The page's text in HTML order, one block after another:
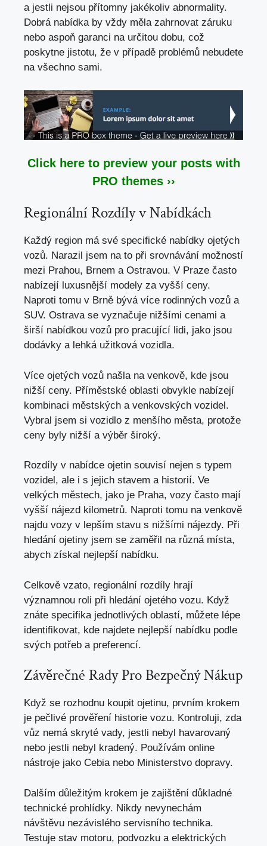
a jestli nejsou přítomny jakékoliv abnormality.
Dobrá nabídka by vždy měla zahrnovat záruku
nebo aspoň garanci na určitou dobu, což
poskytne jistotu, že v případě problémů nebudete
na všechno sami.
Click here to preview your posts with
PRO themes ››
Regionální Rozdíly v Nabídkách
Každý region má své specifické nabídky ojetých
vozů. Narazil jsem na to při srovnávání možností
mezi Prahou, Brnem a Ostravou. V Praze často
nabízejí luxusnější modely za vyšší ceny.
Naproti tomu v Brně bývá více rodinných vozů a
SUV. Ostrava se vyznačuje nižšími cenami a
širší nabídkou vozů pro pracující lidi, jako jsou
dodávky a lehká užitková vozidla.
Více ojetých vozů našla na venkově, kde jsou
nižší ceny. Příměstské oblasti obvykle nabízejí
kombinaci městských a venkovských vozidel.
Vybral jsem si vozidlo z menšího města, protože
ceny byly nižší a výběr široký.
Rozdíly v nabídce ojetin souvisí nejen s typem
vozidel, ale i s jejich stavem a historií. Ve
velkých městech, jako je Praha, vozy často mají
vyšší nájezd kilometrů. Naproti tomu na venkově
najdu vozy v lepším stavu s nižšími nájezdy. Při
hledání ojetiny jsem se zaměřil na různá místa,
abych získal nejlepší nabídku.
Celkově vzato, regionální rozdíly hrají
významnou roli při hledání ojetého vozu. Když
znáte specifika jednotlivých oblastí, můžete lépe
identifikovat, kde najdete nejlepší nabídku podle
svých potřeb a preferencí.
Závěrečné Rady Pro Bezpečný Nákup
Když se rozhodnu koupit ojetinu, prvním krokem
je pečlivé prověření historie vozu. Kontroluji, zda
vůz nemá skryté vady, jestli nebyl havarovaný
nebo jestli nebyl kradený. Používám online
nástroje jako Cebia nebo Ministerstvo dopravy.
Dalším důležitým krokem je zajištění důkladné
technické prohlídky. Nikdy nevynechám
návštěvu nezávislého servisního technika.
Testuje stav motoru, podvozku a elektrických